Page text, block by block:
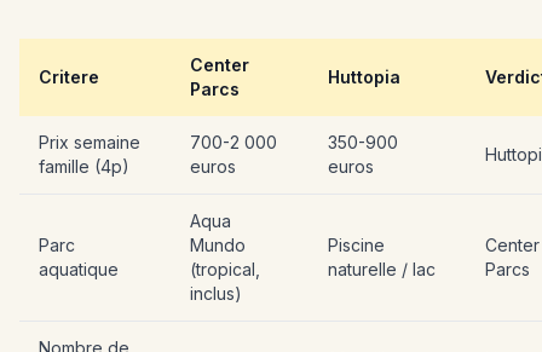
Critere
Center
Parcs
Huttopia
Prix semaine
famille (4p)
700-2 000
euros
350-900
euros
Parc
aquatique
Aqua
Mundo
(tropical,
inclus)
Piscine
naturelle / lac
Center
Parcs
Nombre de